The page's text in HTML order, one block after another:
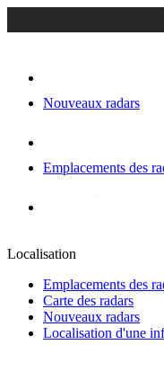
Nouveaux radars
Emplacements des
Localisation
Emplacements des
Carte des radars
Nouveaux radars
Localisation d'une